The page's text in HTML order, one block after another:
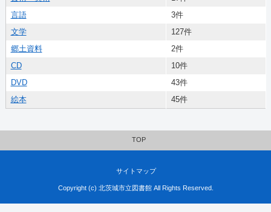
言語
3件
文学
127件
郷土資料
2件
CD
10件
DVD
43件
絵本
45件
TOP
サイトマップ
Copyright (c) 北茨城市立図書館 All Rights Reserved.